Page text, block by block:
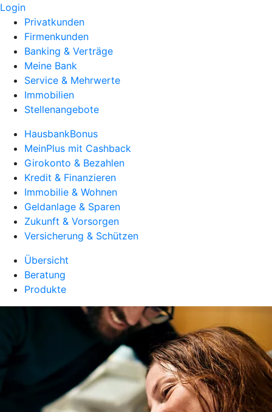
Login
Privatkunden
Firmenkunden
Banking & Verträge
Meine Bank
Service & Mehrwerte
Immobilien
Stellenangebote
HausbankBonus
MeinPlus mit Cashback
Girokonto & Bezahlen
Kredit & Finanzieren
Immobilie & Wohnen
Geldanlage & Sparen
Zukunft & Vorsorgen
Versicherung & Schützen
Übersicht
Beratung
Produkte